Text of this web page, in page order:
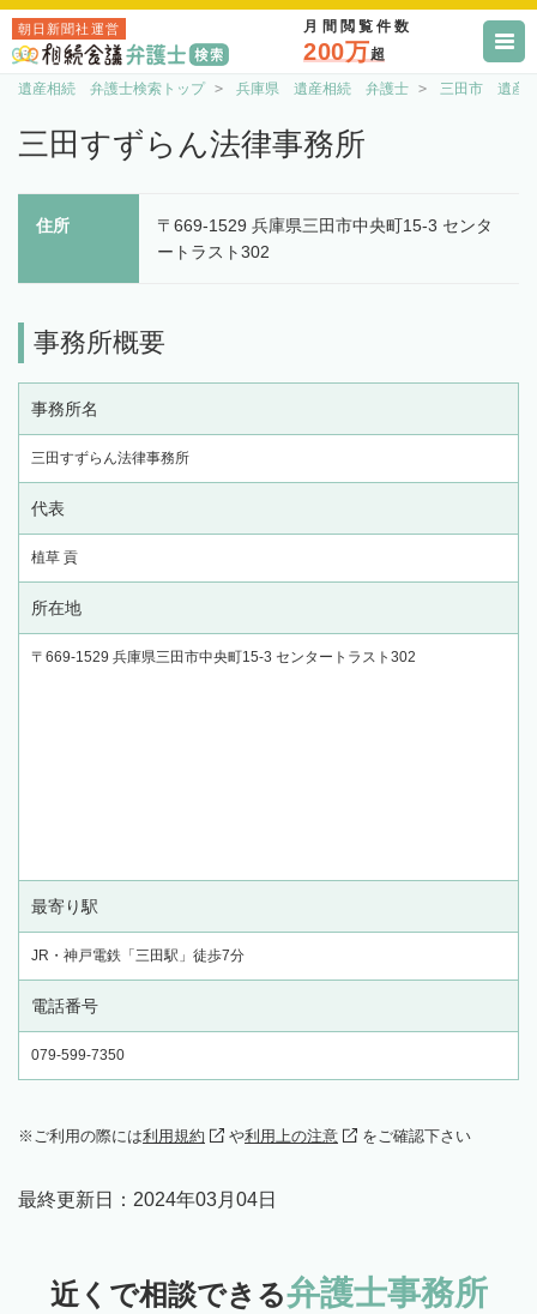
朝日新聞社運営 月間閲覧件数
200万超
遺産相続 弁護士検索トップ 兵庫県 遺産相続 弁護士 三田市 遺産
三田すずらん法律事務所
住所
〒669-1529 兵庫県三田市中央町15-3 センタ
ートラスト302
事務所概要
事務所名
三田すずらん法律事務所
代表
植草 貢
所在地
〒669-1529 兵庫県三田市中央町15-3 センタートラスト302
最寄り駅
JR・神戸電鉄「三田駅」徒歩7分
電話番号
079-599-7350
ご利用の際には利用規約 や利用上の注意 をご確認下さい
最終更新日： 2024年03月04日
近くで相談できる弁護士事務所